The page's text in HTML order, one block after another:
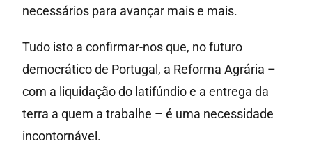
necessários para avançar mais e mais.
Tudo isto a confirmar-nos que, no futuro
democrático de Portugal, a Reforma Agrária –
com a liquidação do latifúndio e a entrega da
terra a quem a trabalhe – é uma necessidade
incontornável.